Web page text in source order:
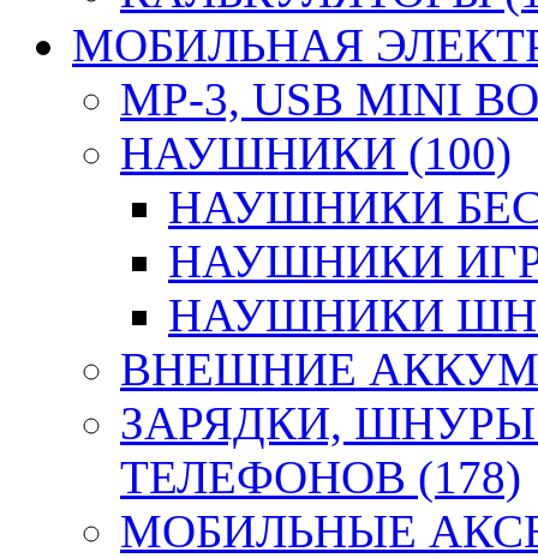
МОБИЛЬНАЯ
MP-3, USB MINI
НАУШНИКИ (100)
НАУШНИКИ
НАУШНИКИ
НАУШНИКИ
ВНЕШНИЕ
ЗАРЯДКИ,
ТЕЛЕФОНОВ (178)
МОБИЛЬНЫЕ